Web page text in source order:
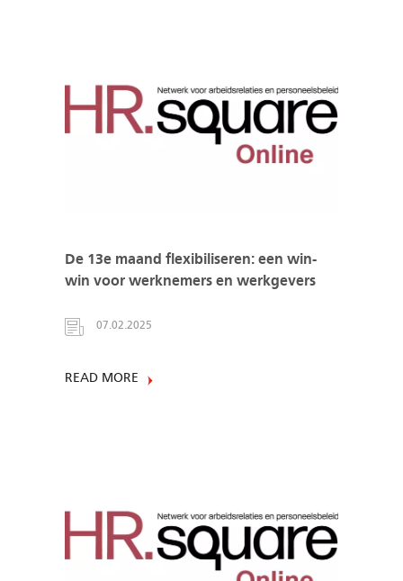
De 13e maand flexibiliseren: een win-
win voor werknemers en werkgevers
07.02.2025
READ MORE